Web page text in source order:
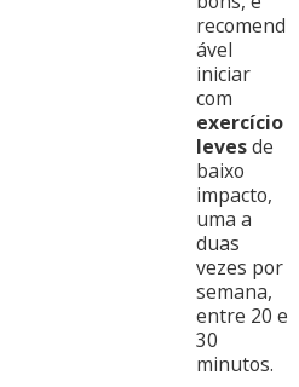
recomend
ável
iniciar
com
exercício
levesde
baixo
impacto,
uma a
duas
vezes por
semana,
entre 20 e
30
minutos.